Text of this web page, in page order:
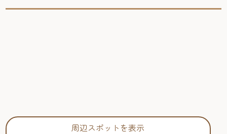
周辺スポットを表示